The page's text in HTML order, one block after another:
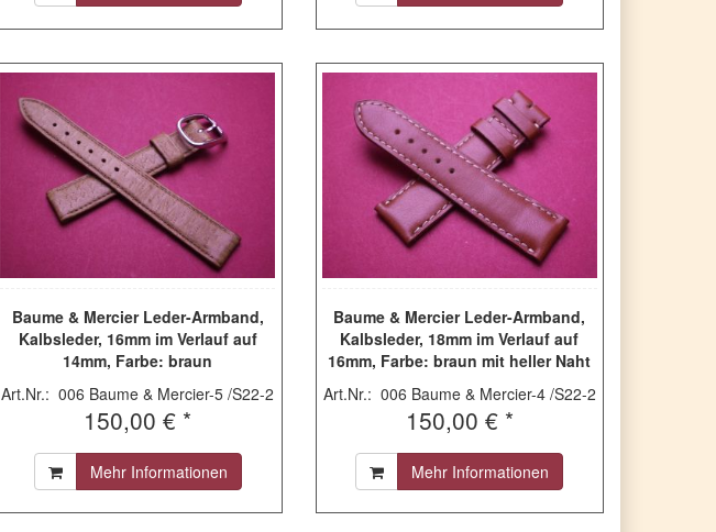
Baume & Mercier Leder-Armband,
Kalbsleder, 16mm im Verlauf auf
14mm, Farbe: braun
Art.Nr.: 006 Baume & Mercier-5 /S22-2
150,00 € *
Mehr Informationen
Baume & Mercier Leder-Armband,
Kalbsleder, 18mm im Verlauf auf
16mm, Farbe: braun mit heller Naht
Art.Nr.: 006 Baume & Mercier-4 /S22-2
150,00 € *
Mehr Informationen